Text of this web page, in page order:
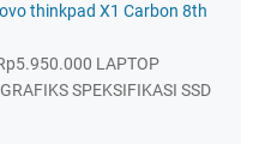
thinkpad X1 Carbon 8th
LAPTOP
SPEKSIFIKASI SSD